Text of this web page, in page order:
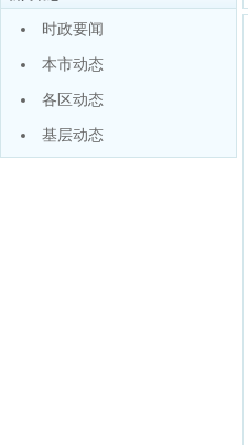
时政要闻
本市动态
各区动态
基层动态